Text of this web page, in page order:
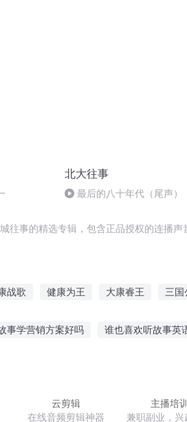
北大往事
最后的八十年代（尾声）
往事的精选专辑，包含正品授权的连播
战歌 健康为王 大康睿王 三国
事学营销方案好吗 谁也喜欢听故事英
云剪辑
在线音频剪辑神器
主播培训
兼职副业，兴